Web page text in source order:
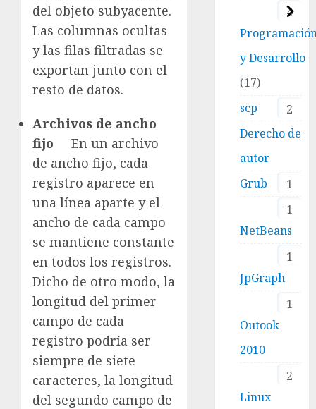
del objeto subyacente.
Las columnas ocultas
y las filas filtradas se
exportan junto con el
resto de datos.
Archivos de ancho
fijo En un archivo
de ancho fijo, cada
registro aparece en
una línea aparte y el
ancho de cada campo
se mantiene constante
en todos los registros.
Dicho de otro modo, la
longitud del primer
campo de cada
registro podría ser
siempre de siete
caracteres, la longitud
del segundo campo de
4
y Desarrollo
17
scp
2
Derecho de
autor
1
Grub
1
NetBeans
1
JpGraph
1
Outook
2010
2
Linux